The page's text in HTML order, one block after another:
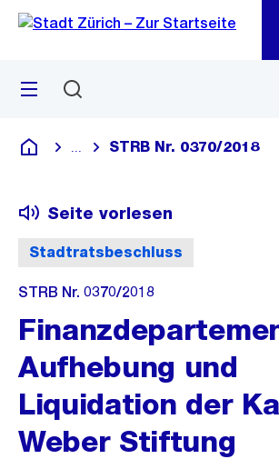
Navigation
Sprunglink
Menü
Deutsch
Blende alle Breadcrumbs ein
STRB Nr. 0370/2018
Stadtratsbeschluss
Seite vorlesen
STRB Nr. 0370/2018
Aufhebung und
Liquidation der
Weber Stiftung